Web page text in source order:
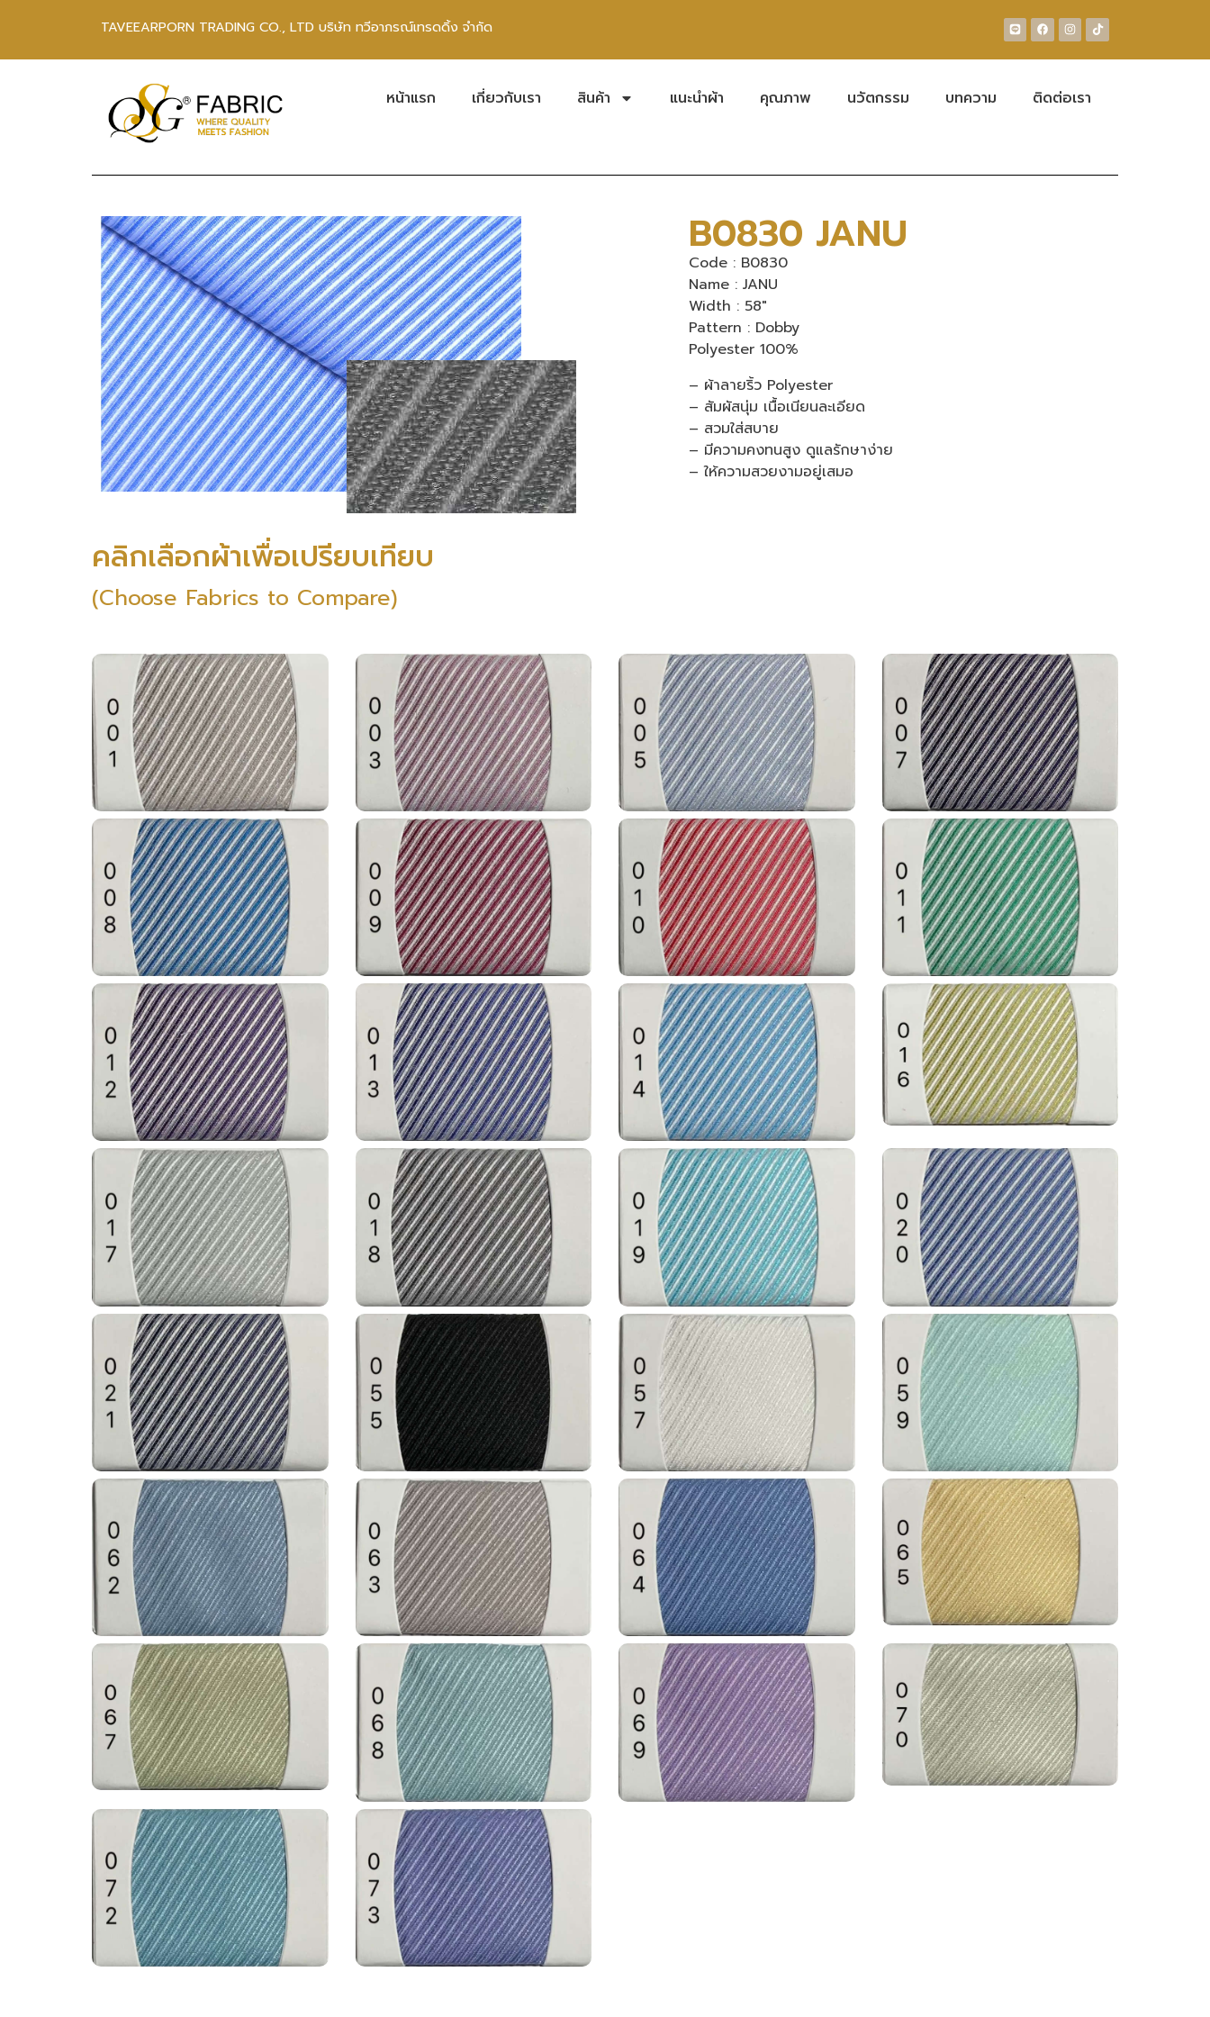
TAVEEARPORN TRADING CO., LTD บริษัท ทวีอาภรณ์เทรดดิ้ง จำกัด
หน้าแรก เกี่ยวกับเรา สินค้า แนะนำผ้า คุณภาพ นวัตกรรม บทความ ติดต่อเรา
B0830 JANU
Code : B0830
Name : JANU
Width : 58″
Pattern : Dobby
Polyester 100%
– ผ้าลายริ้ว Polyester
– สัมผัสนุ่ม เนื้อเนียนละเอียด
– สวมใส่สบาย
– มีความคงทนสูง ดูแลรักษาง่าย
– ให้ความสวยงามอยู่เสมอ
คลิกเลือกผ้าเพื่อเปรียบเทียบ
(Choose Fabrics to Compare)